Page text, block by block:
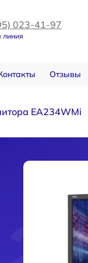
023-41-97
линия
Отзывы
EA234WMi